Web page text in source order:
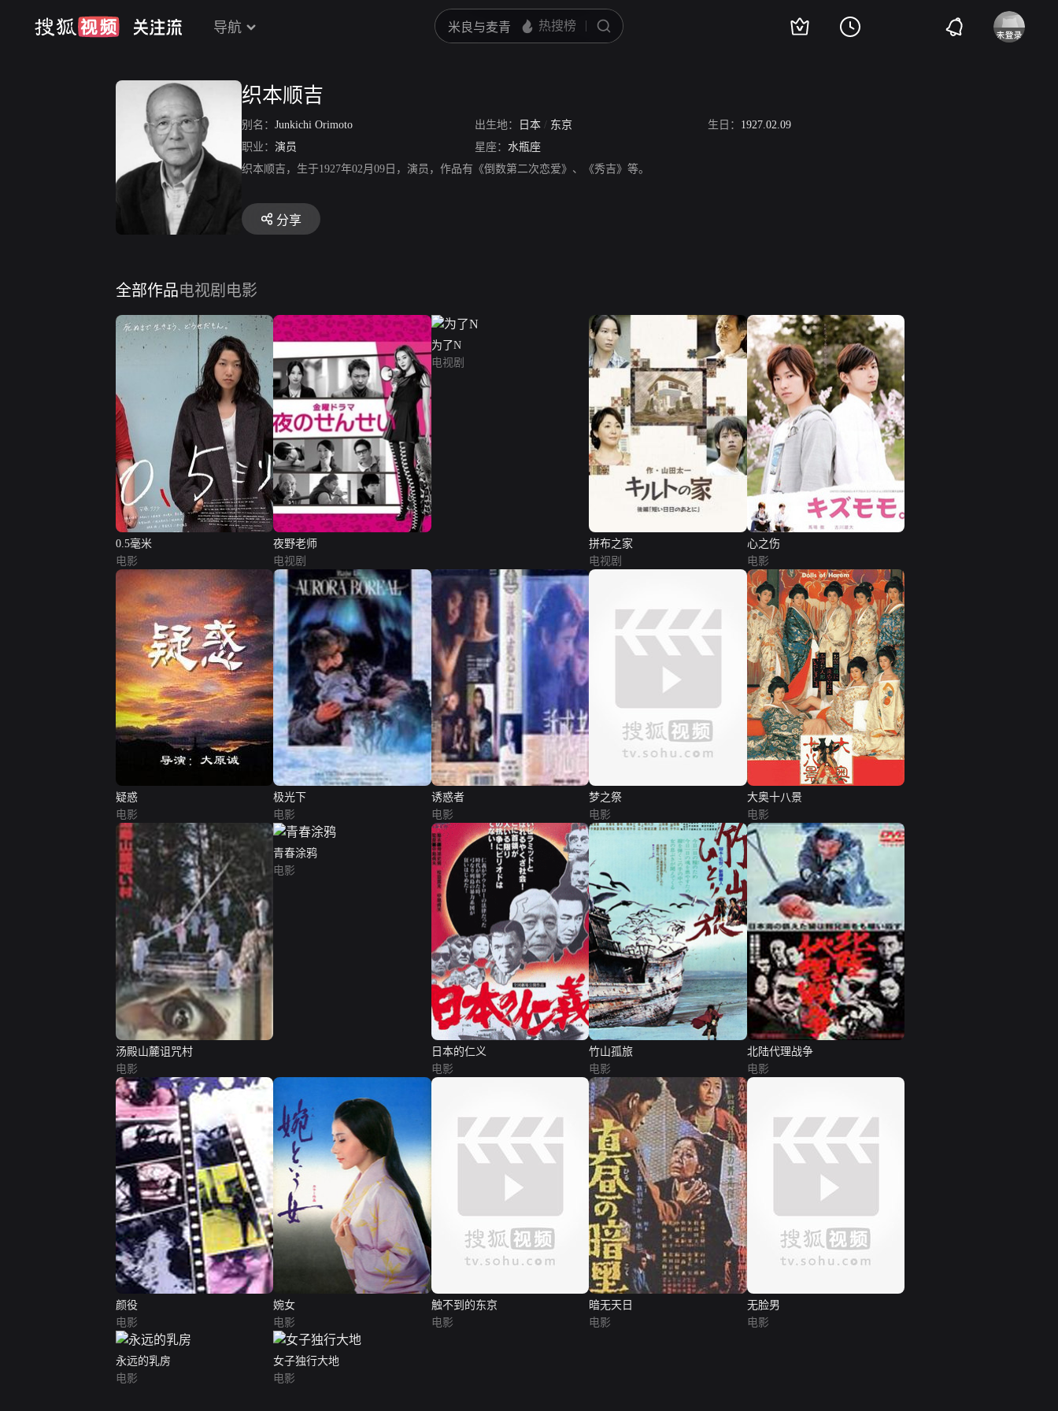
导航
织本顺吉
别名： Junkichi Orimoto 出生地： 日本 / 东京 生日： 1927.02.09
职业： 演员 星座： 水瓶座
织本顺吉，生于1927年02月09日，演员，作品有《倒数第二次恋爱》、《秀吉》等。
分享
全部作品电视剧 电影
0.5毫米
电影
夜野老师
电视剧
为了N
电视剧
拼布之家
电视剧
心之伤
电影
疑惑
电影
极光下
电影
诱惑者
电影
梦之祭
电影
大奥十八景
电影
汤殿山麓诅咒村
电影
青春涂鸦
电影
日本的仁义
电影
竹山孤旅
电影
北陆代理战争
电影
颜役
电影
婉女
电影
触不到的东京
电影
暗无天日
电影
无脸男
电影
永远的乳房
电影
女子独行大地
电影